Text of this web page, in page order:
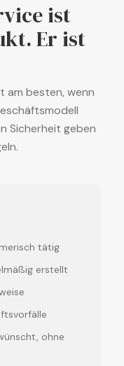
ist
Er ist
am besten, wenn
Sicherheit geben
tätig
erstellt
ohne